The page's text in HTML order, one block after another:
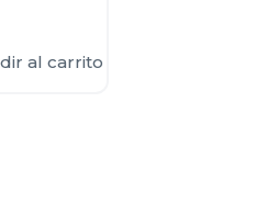
al carrito